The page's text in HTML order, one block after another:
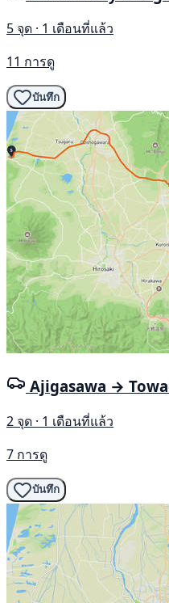
5 จุด · 1 เดือนที่แล้ว
11 การดู
บันทึก
Ajigasawa →
2 จุด · 1 เดือนที่แล้ว
7 การดู
บันทึก